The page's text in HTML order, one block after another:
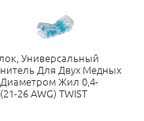
Универсальный
Для Двух Медных
Жил 0,4-
26 AWG) TWIST